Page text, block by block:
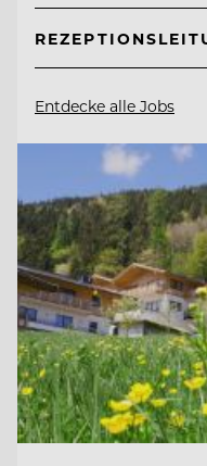
Entdecke alle Jobs